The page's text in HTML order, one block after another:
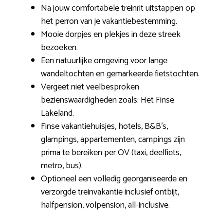
Na jouw comfortabele treinrit uitstappen op
het perron van je vakantiebestemming.
Mooie dorpjes en plekjes in deze streek
bezoeken.
Een natuurlijke omgeving voor lange
wandeltochten en gemarkeerde fietstochten.
Vergeet niet veelbesproken
bezienswaardigheden zoals: Het Finse
Lakeland.
Finse vakantiehuisjes, hotels, B&B’s,
glampings, appartementen, campings zijn
prima te bereiken per OV (taxi, deelfiets,
metro, bus).
Optioneel een volledig georganiseerde en
verzorgde treinvakantie inclusief ontbijt,
halfpension, volpension, all-inclusive.